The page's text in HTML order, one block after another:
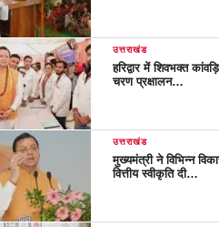
उत्तराखंड
हरिद्वार में शिवभक्त
चरण प्रक्षालन…
उत्तराखंड
मुख्यमंत्री ने विभिन्न
वित्तीय स्वीकृति दी…